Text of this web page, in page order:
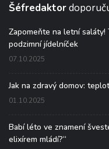
Šéfredaktor
Zapomeňte na letní
podzimní jídelníček
07.10.2025
Jak na zdravý domov:
01.10.2025
Babí léto ve znamení
elixírem mládí?“